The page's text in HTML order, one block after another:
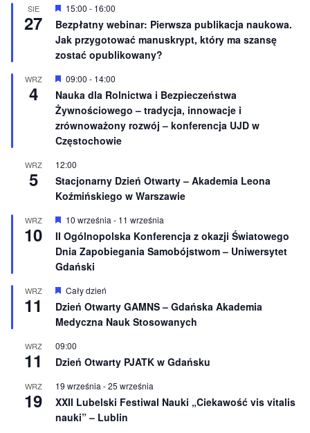
n
o
n
e
SIE
27
W
r
ó
ż
n
i
o
n
e
15:00 - 16:00
Bezpłatny webinar: Pierwsza publikacja naukowa.
Jak przygotować manuskrypt, który ma szansę
zostać opublikowany?
WRZ
4
W
r
ó
ż
n
i
n
e
09:00 - 14:00
Nauka dla Rolnictwa i Bezpieczeństwa
Żywnościowego – tradycja, innowacje i
zrównoważony rozwój – konferencja UJD w
Częstochowie
WRZ
5
12:00
Stacjonarny Dzień Otwarty – Akademia Leona
Koźmińskiego w Warszawie
WRZ
10
W
y
r
ó
ż
n
o
n
e
10 września - 11 września
II Ogólnopolska Konferencja z okazji Światowego
Dnia Zapobiegania Samobójstwom – Uniwersytet
Gdański
WRZ
11
W
y
r
ó
n
o
e
Cały dzień
Dzień Otwarty GAMNS – Gdańska Akademia
Medyczna Nauk Stosowanych
WRZ
11
09:00
Dzień Otwarty PJATK w Gdańsku
WRZ
19
19 września -25 września
XXII Lubelski Festiwal Nauki „Ciekawość vis vitalis
nauki” – Lublin